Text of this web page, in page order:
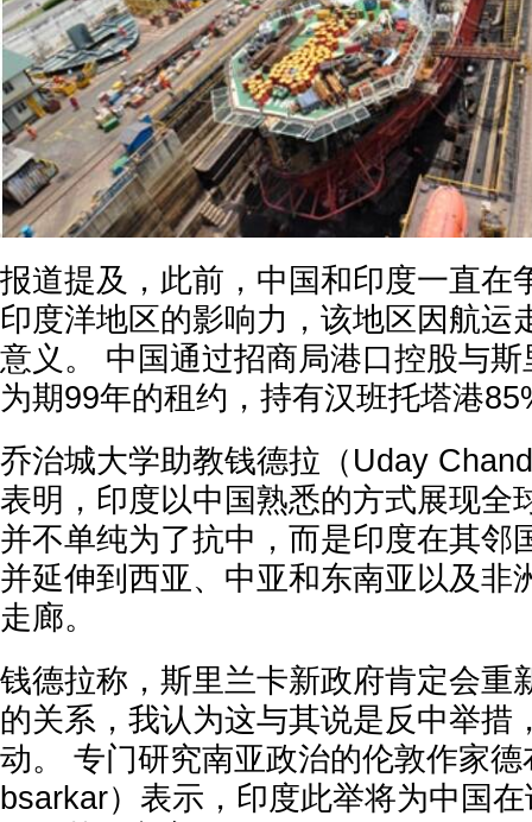
报道提及，此前，中国和印度一直在
印度洋地区的影响力，该地区因航运
意义。 中国通过招商局港口控股与
为期99年的租约，持有汉班托塔港
乔治城大学助教钱德拉（Uday
表明，印度以中国熟悉的方式展现全
并不单纯为了抗中，而是印度在其邻
并延伸到西亚、中亚和东南亚以及非
走廊。
钱德拉称，斯里兰卡新政府肯定会重
的关系，我认为这与其说是反中举措
动。 专门研究南亚政治的伦敦作家
bsarkar）表示，印度此举将为中国